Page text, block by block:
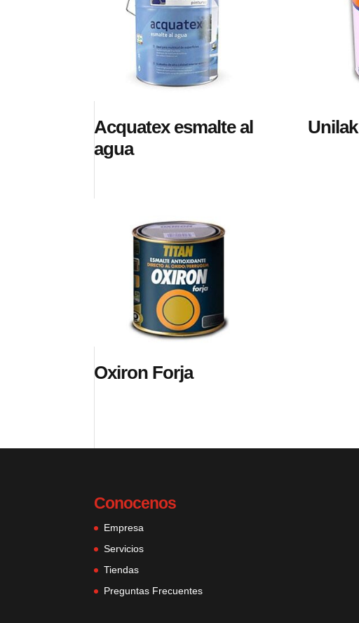
Acquatex esmalte al
agua
Unilak
Oxiron Forja
Conocenos
Empresa
Servicios
Tiendas
Preguntas Frecuentes